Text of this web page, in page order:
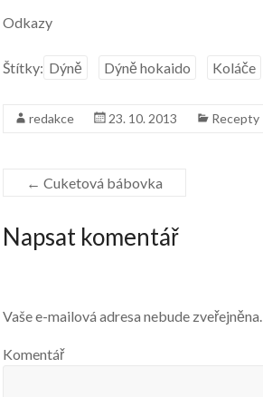
Odkazy
Štítky: Dýně Dýně hokaido Koláče
redakce 23. 10. 2013 Recepty
← Cuketová bábovka
Napsat komentář
Vaše e-mailová adresa nebude zveřejněna.
Komentář